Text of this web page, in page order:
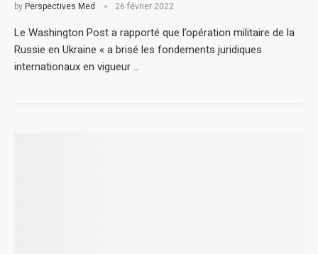
by Perspectives Med 26 février 2022
Le Washington Post a rapporté que l’opération militaire de la
Russie en Ukraine « a brisé les fondements juridiques
internationaux en vigueur …